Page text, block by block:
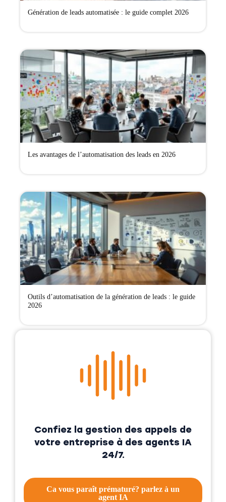
Génération de leads automatisée : le guide complet 2026
Les avantages de l’automatisation des leads en 2026
Outils d’automatisation de la génération de leads : le guide
2026
Confiez la gestion des appels de
votre entreprise à des agents IA
24/7.
Ca vous paraît prématuré? parlez à un
agent IA